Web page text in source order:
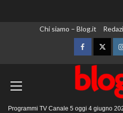
Chi siamo – Blog.it
Facebook
Programmi TV Canale 5 oggi 4 giugno